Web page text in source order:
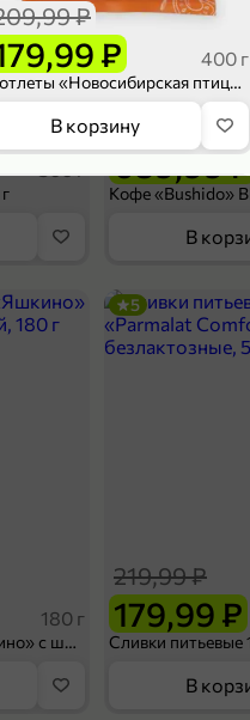
₽
₽
400 г
Котлеты «Новосибирская птицефабрика» Много мяса, 400 г
В корзину
689,99 ₽
839,99 ₽
В
180 г
Вафельный сэндвич «Яшкино» с шоколадной начинкой, 180 г
179,99 ₽
219,99 ₽
5
В